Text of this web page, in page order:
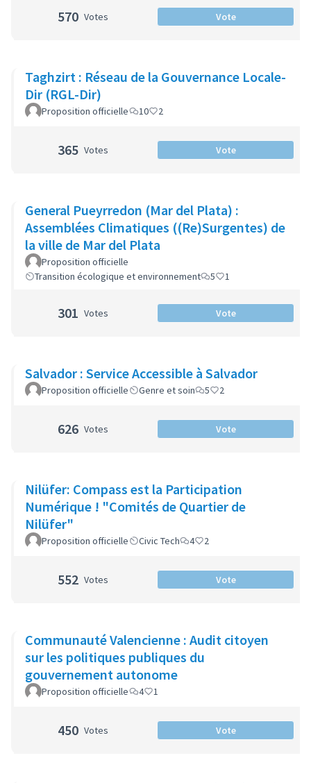
570 Votes Vote
Taghzirt : Réseau de la Gouvernance Locale-
Dir (RGL-Dir)
Proposition officielle 10 2
365 Votes Vote
General Pueyrredon (Mar del Plata) :
Assemblées Climatiques ((Re)Surgentes) de
la ville de Mar del Plata
Proposition officielle
Transition écologique et environnement
5 1
301 Votes Vote
Salvador : Service Accessible à Salvador
Proposition officielle Genre et soin 5 2
626 Votes Vote
Nilüfer: Compass est la Participation
Numérique ! "Comités de Quartier de
Nilüfer"
Proposition officielle Civic Tech 4 2
552 Votes Vote
Communauté Valencienne : Audit citoyen
sur les politiques publiques du
gouvernement autonome
Proposition officielle 4 1
450 Votes Vote